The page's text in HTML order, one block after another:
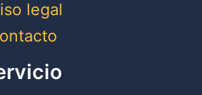
legal